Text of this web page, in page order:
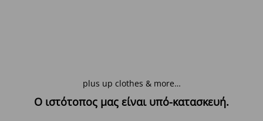
plus up clothes & more…
Ο ιστότοπος μας είναι υπό-κατασκευή.